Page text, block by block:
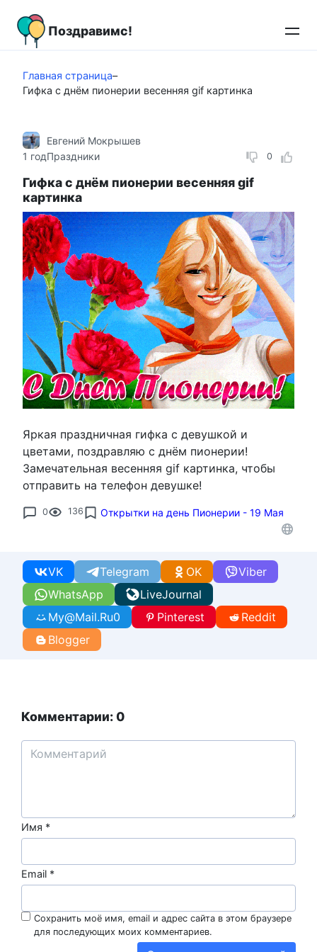
контенту
Поздравимс!
Главная страница–
Гифка с днём пионерии весенняя gif картинка
0
Евгений Мокрышев
1 годПраздники
Гифка с днём пионерии весенняя gif
картинка
Яркая праздничная гифка с девушкой и
цветами, поздравляю с днём пионерии!
Замечательная весенняя gif картинка, чтобы
отправить на телефон девушке!
0 136 Открытки на день Пионерии - 19 Мая
WhatsApp
VK Telegram Viber
OK
LiveJournal
My@Mail.Ru0 Pinterest
Reddit
Blogger
Комментарии: 0
Имя *
Email *
Сохранить моё имя, email и адрес сайта в этом браузере
для последующих моих комментариев.